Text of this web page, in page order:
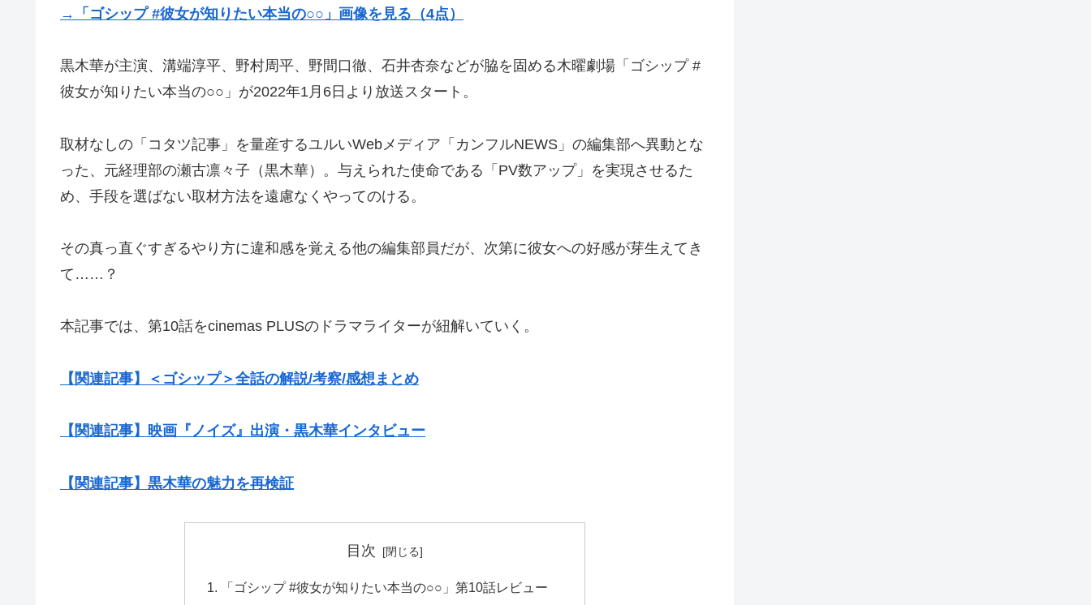
→「ゴシップ #彼女が知りたい本当の○○」画像を見る（4点）
黒木華が主演、溝端淳平、野村周平、野間口徹、石井杏奈などが脇を固める木曜劇場「ゴシップ #
彼女が知りたい本当の○○」が2022年1月6日より放送スタート。
取材なしの「コタツ記事」を量産するユルいWebメディア「カンフルNEWS」の編集部へ異動とな
った、元経理部の瀬古凛々子（黒木華）。与えられた使命である「PV数アップ」を実現させるた
め、手段を選ばない取材方法を遠慮なくやってのける。
その真っ直ぐすぎるやり方に違和感を覚える他の編集部員だが、次第に彼女への好感が芽生えてき
て……？
本記事では、第10話をcinemas PLUSのドラマライターが紐解いていく。
【関連記事】＜ゴシップ＞全話の解説/考察/感想まとめ
【関連記事】映画『ノイズ』出演・黒木華インタビュー
【関連記事】黒木華の魅力を再検証
目次
「ゴシップ #彼女が知りたい本当の○○」第10話レビュー